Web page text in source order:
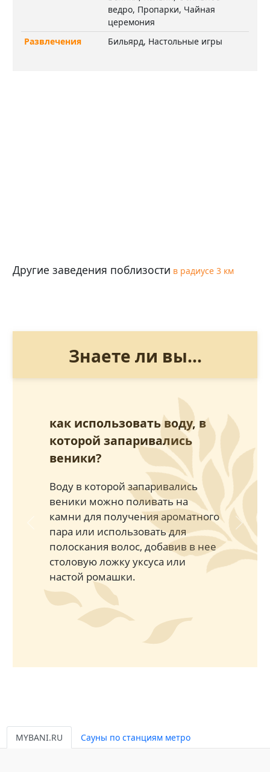
ведро, Пропарки, Чайная
церемония
Развлечения
Бильярд, Настольные игры
Другие заведения поблизости в радиусе 3 км
Знаете ли вы...
как использовать воду, в
которой запаривались
веники?
Воду в которой запаривались
веники можно поливать на
камни для получения ароматного
пара или использовать для
полоскания волос, добавив в нее
столовую ложку уксуса или
настой ромашки.
Previous Next
MYBANI.RU Сауны по станциям метро